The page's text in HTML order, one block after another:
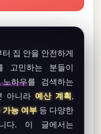
집 안을 안전하게
고민하는 분들이
노하우를 검색하는
아니라 예산 계획,
가능 여부 등 다양한
다. 이 글에서는